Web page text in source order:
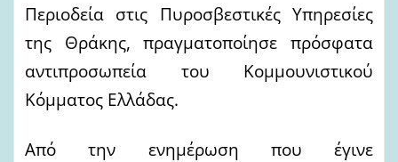
Περιοδεία στις Πυροσβεστικές Υπηρεσίες
της Θράκης, πραγματοποίησε πρόσφατα
αντιπροσωπεία του Κομμουνιστικού
Κόμματος Ελλάδας.
Από την ενημέρωση που έγινε